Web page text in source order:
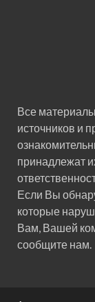
Все
источников и
принадлежат
Если Вы
которые
Вам, Вашей
сообщите нам.